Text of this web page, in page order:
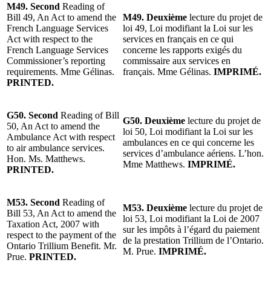
M49. Second Reading of
Bill 49, An Act to amend the
French Language Services
Act with respect to the
French Language Services
Commissioner’s reporting
requirements. Mme Gélinas.
PRINTED.
M49. Deuxième lecture du projet de
loi 49, Loi modifiant la Loi sur les
services en français en ce qui
concerne les rapports exigés du
commissaire aux services en
français. Mme Gélinas. IMPRIMÉ.
G50. Second Reading of Bill
50, An Act to amend the
Ambulance Act with respect
to air ambulance services.
Hon. Ms. Matthews.
PRINTED.
G50. Deuxième lecture du projet de
loi 50, Loi modifiant la Loi sur les
ambulances en ce qui concerne les
services d’ambulance aériens. L’hon.
Mme Matthews. IMPRIMÉ.
M53. Second Reading of
Bill 53, An Act to amend the
Taxation Act, 2007 with
respect to the payment of the
Ontario Trillium Benefit. Mr.
Prue. PRINTED.
M53. Deuxième lecture du projet de
loi 53, Loi modifiant la Loi de 2007
sur les impôts à l’égard du paiement
de la prestation Trillium de l’Ontario.
M. Prue. IMPRIMÉ.